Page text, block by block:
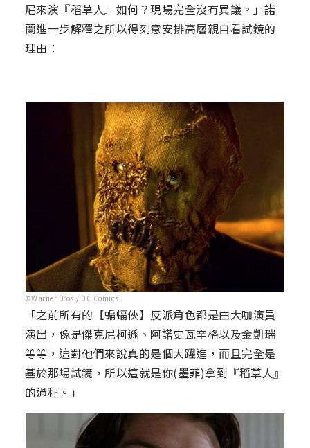
尼來演『稻草人』如何？現場完全沒有異議。」諾
蘭進一步解釋之所以得刻意安排高層親自看試鏡的
理由：
©Warner Bros./ DC Comics
「之前所有的【蝙蝠俠】反派角色都是由大咖演員
演出，像是傑克尼柯遜、阿諾史瓦辛格以及金凱瑞
等等，這對他們來說真的是個大躍進，而且完全是
基於那場試鏡，所以這就是你(墨菲)拿到『稻草人』
的過程。」